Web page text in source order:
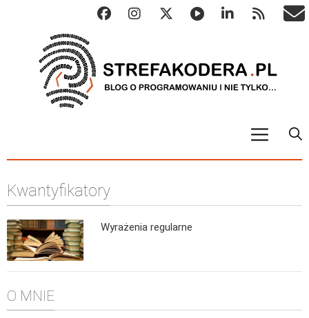
Metody numeryczne
Kwantyfikatory
Wyrażenia regularne
O MNIE